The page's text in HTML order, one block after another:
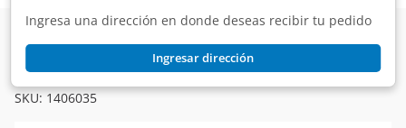
Ingresa una dirección en donde deseas recibir tu pedido
Ingresar dirección
Super Alimentos Dulcería Dulces
Caramelo Halls Extra Strong, 24.75 gr.
SKU: 1406035